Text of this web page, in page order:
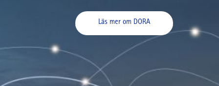
Läs mer om DORA